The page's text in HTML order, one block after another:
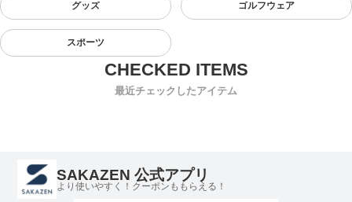
グッズ ゴルフウェア
スポーツ
最近チェックしたアイテム
SAKAZEN 公式アプリ
より使いやすく！クーポンももらえる！